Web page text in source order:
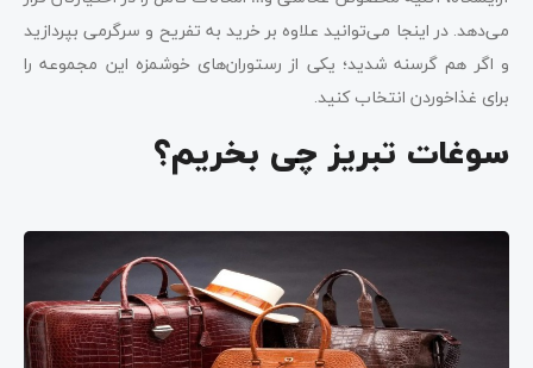
می‌دهد. در اینجا می‌توانید علاوه بر خرید به تفریح و سرگرمی بپردازید
و اگر هم گرسنه شدید؛ یکی از رستوران‌های خوشمزه این مجموعه را
برای غذاخوردن انتخاب کنید.
سوغات تبریز چی بخریم؟